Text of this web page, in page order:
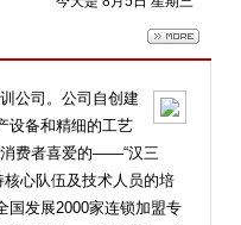
公司。公司自创建
设备和精细的工艺
消费者喜爱的——“汉三
心队伍及技术人员的培
国发展2000家连锁加盟专